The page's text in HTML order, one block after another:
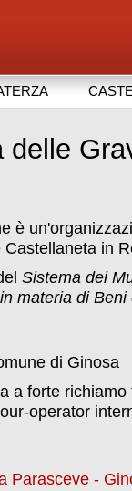
delle
è
in
Sistema dei
materia di
di Ginosa
a forte
operator
Parasceve -